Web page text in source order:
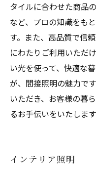
タイルに合わせた商品
など、プロの知識をも
す。また、高品質で信
にわたりご利用いただ
い光を使って、快適な
が、間接照明の魅力で
いただき、お客様の暮
るお手伝いをいたします
インテリア照明